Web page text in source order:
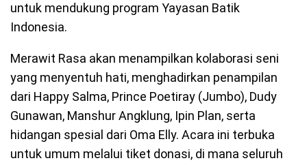
untuk mendukung program Yayasan Batik
Indonesia.
Merawit Rasa akan menampilkan kolaborasi seni
yang menyentuh hati, menghadirkan penampilan
dari Happy Salma, Prince Poetiray (Jumbo), Dudy
Gunawan, Manshur Angklung, Ipin Plan, serta
hidangan spesial dari Oma Elly. Acara ini terbuka
untuk umum melalui tiket donasi, di mana seluruh